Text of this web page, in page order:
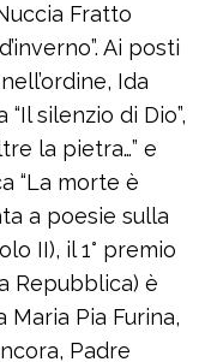
Fratto
Ai posti
Ida
silenzio di Dio”,
la pietra…” e
“La morte è
a poesie sulla
II), il 1° premio
Repubblica) è
Pia Furina,
Padre